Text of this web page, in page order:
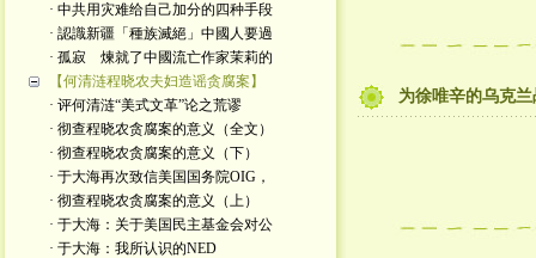
· 中共用灾难给自己加分的四种手段
· 認識新疆「種族滅絕」中國人要過
· 孤寂 煉就了中國流亡作家茉莉的
【何清涟程晓农夫妇造谣贪腐案】
· 评何清涟“美式文革”论之荒谬
· 彻查程晓农贪腐案的意义（全文）
· 彻查程晓农贪腐案的意义（下）
· 于大海再次致信美国国务院OIG，
· 彻查程晓农贪腐案的意义（上）
· 于大海：关于美国民主基金会对公
· 于大海：我所认识的NED
为徐唯辛的乌克